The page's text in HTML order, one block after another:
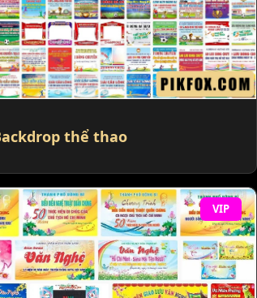
thể thao
VIP